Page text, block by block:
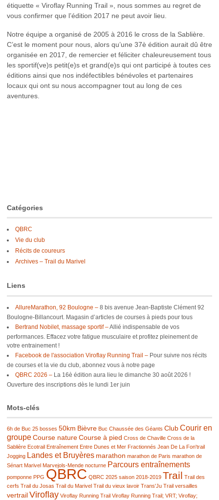
étiquette « Viroflay Running Trail », nous sommes au regret de
vous confirmer que l’édition 2017 ne peut avoir lieu.
Notre équipe a organisé de 2005 à 2016 le cross de la Sablière.
C’est le moment pour nous, alors qu’une 37è édition aurait dû être
organisée en 2017, de remercier et féliciter chaleureusement tous
les sportif(ve)s petit(e)s et grand(e)s qui ont participé à toutes ces
éditions ainsi que nos indéfectibles bénévoles et partenaires
locaux qui ont su nous accompagner tout au long de ces
aventures.
Catégories
QBRC
Vie du club
Récits de coureurs
Archives – Trail du Marivel
Liens
AllureMarathon, 92 Boulogne – 8 bis avenue Jean-Baptiste Clément 92
Boulogne-Billancourt. Magasin d’articles de courses à pieds pour tous
Bertrand Nobilet, massage sportif –Allié indispensable de vos
performances. Effacez votre fatigue musculaire et profitez pleinement de
votre entrainement !
Facebook de l'association Viroflay Running Trail – Pour suivre nos récits
de courses et la vie du club, abonnez vous à notre page
QBRC 2026 – La 16è édition aura lieu le dimanche 30 août 2026 !
Ouverture des inscriptions dès le lundi 1er juin
Mots-clés
6h de Buc 25 bosses 50km Bièvre Buc Chaussée des Géants ClubCourir en
groupeCourse natureCourse à pied Cross de Chaville Cross de la
Sablière Ecotrail Entraînement Entre Dunes et Mer Fractionnés Jean De La Fon'trail
Jogging Landes et Bruyères marathon marathon de Paris marathon de
Sénart Marivel Marvejols-Mende nocturne Parcours entraînements
pomponne PPG QBRC QBRC 2025 saison 2018-2019 Trail Trail des
cerfs Trail du Josas Trail du Marivel Trail du vieux lavoir Trans'Ju Trail versailles
vertrailViroflay Viroflay Running Trail Viroflay Running Trail; VRT; Viroflay;